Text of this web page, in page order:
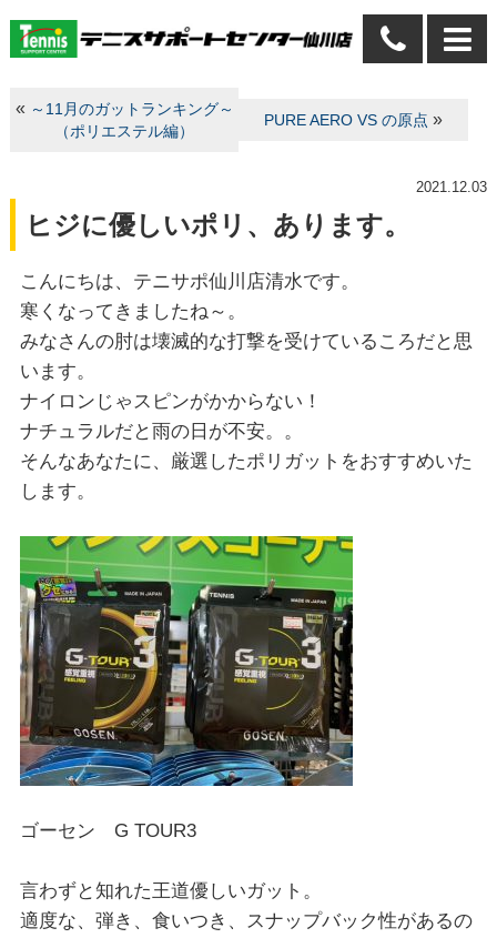
« ～11月のガットランキング～
（ポリエステル編）
PURE AERO VS の原点 »
2021.12.03
ヒジに優しいポリ、あります。
こんにちは、テニサポ仙川店清水です。
寒くなってきましたね～。
みなさんの肘は壊滅的な打撃を受けているころだと思
います。
ナイロンじゃスピンがかからない！
ナチュラルだと雨の日が不安。。
そんなあなたに、厳選したポリガットをおすすめいた
します。
ゴーセン G TOUR3
言わずと知れた王道優しいガット。
適度な、弾き、食いつき、スナップバック性があるの